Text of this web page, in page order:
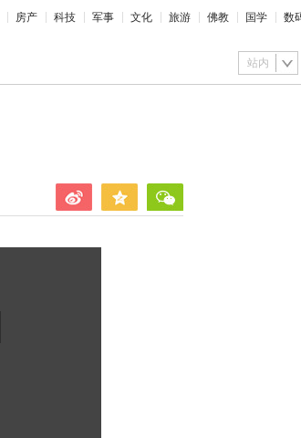
房产 科技 军事 文化 旅游 佛教 国学 数
站内